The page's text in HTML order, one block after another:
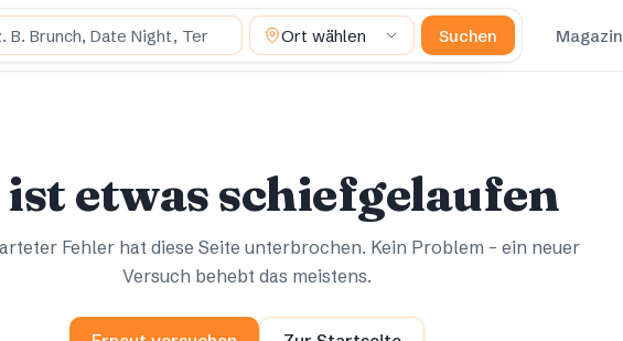
du? Ort wählen Suchen Magazin
ist etwas schiefgelaufen
Fehler hat diese Seite unterbrochen. Kein Problem – ein neuer
Versuch behebt das meistens.